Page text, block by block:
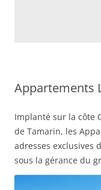
Appartements
Implanté sur la côte
de Tamarin, les
adresses exclusives
sous la gérance du